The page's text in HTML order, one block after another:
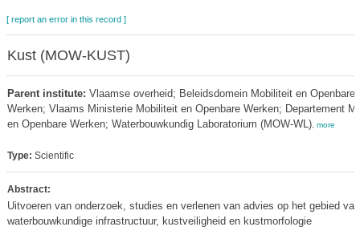
[ report an error in this record ]
Kust (MOW-KUST)
Parent institute: Vlaamse overheid; Beleidsdomein Mobiliteit en Openbare
Werken; Vlaams Ministerie Mobiliteit en Openbare Werken; Departement
en Openbare Werken; Waterbouwkundig Laboratorium (MOW-WL), more
Type: Scientific
Abstract:
Uitvoeren van onderzoek, studies en verlenen van advies op het gebied van
waterbouwkundige infrastructuur, kustveiligheid en kustmorfologie